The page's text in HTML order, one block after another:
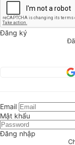
Đăng ký
Email
Mật khẩu
Đăng nhập